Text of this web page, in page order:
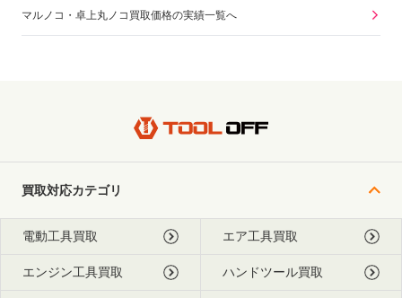
マルノコ・卓上丸ノコ買取価格の実績一覧へ
買取対応カテゴリ
電動工具買取 エア工具買取
エンジン工具買取 ハンドツール買取